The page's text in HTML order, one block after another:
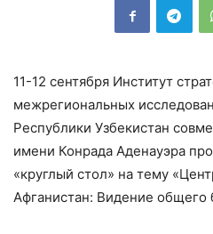
11-12 сентября Институт
межрегиональных
Республики Узбекистан
имени Конрада Аденауэра
«круглый стол» на тему
Афганистан: Видение общего